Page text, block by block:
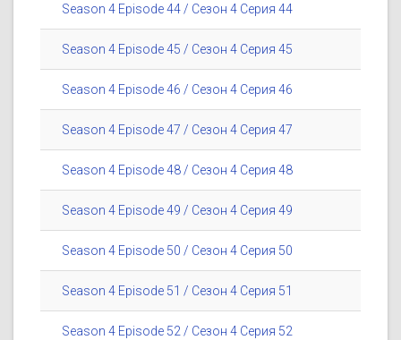
Season 4 Episode 44 / Сезон 4 Серия 44
Season 4 Episode 45 / Сезон 4 Серия 45
Season 4 Episode 46 / Сезон 4 Серия 46
Season 4 Episode 47 / Сезон 4 Серия 47
Season 4 Episode 48 / Сезон 4 Серия 48
Season 4 Episode 49 / Сезон 4 Серия 49
Season 4 Episode 50 / Сезон 4 Серия 50
Season 4 Episode 51 / Сезон 4 Серия 51
Season 4 Episode 52 / Сезон 4 Серия 52